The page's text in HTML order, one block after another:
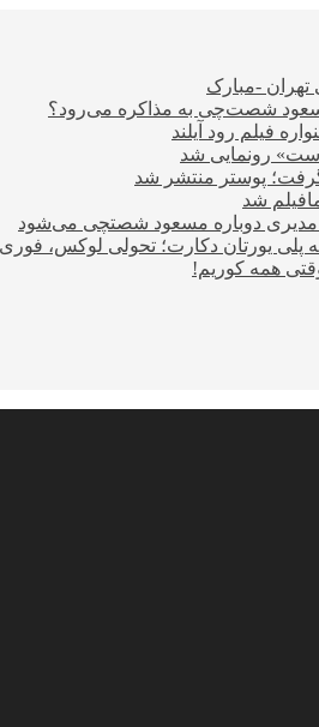
-مبارک
مسعود شصت‌چی به مذاکره می‌رود؟
رونمایی شد
شد
مدیری دوباره مسعود شصتچی می‌شود
پلی یورتان دکارت؛ تحولی لوکس،
همه کوریم!